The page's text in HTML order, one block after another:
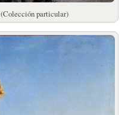
(Colección particular)